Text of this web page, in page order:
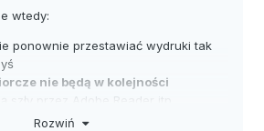
wtedy:
ponownie przestawiać wydruki tak
nie będą w kolejności
szły przez Adobe Reader itp.
Rozwiń